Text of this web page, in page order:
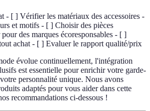
- [ ] Vérifier les matériaux des accessoires -
et motifs - [ ] Choisir des pièces
des marques écoresponsables - [ ]
achat - [ ] Evaluer le rapport qualité/prix
évolue continuellement, l'intégration
est essentielle pour enrichir votre garde-
personnalité unique. Nous avons
adaptés pour vous aider dans cette
recommandations ci-dessous !